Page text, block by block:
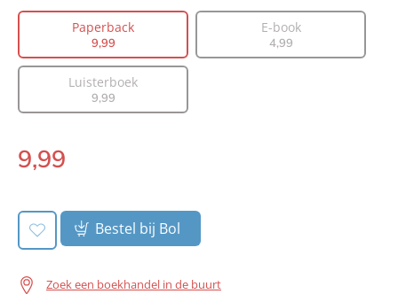
Auteur(s):
Deon Meyer
Jacqueline Caenberghs
Prijs:
9,99
Aantal pagina's:
Verschijningsdatum:
Paperback
9,99
E-book
4,99
Luisterboek
9,99
Paperback:
9,99
Bestel bij Bol
Zoek een boekhandel in de buurt